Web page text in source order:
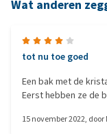
Wat anderen
tot nu toe goed
Een bak met de
Eerst hebben ze de
kokosbak terecht.
15 november 2022, door